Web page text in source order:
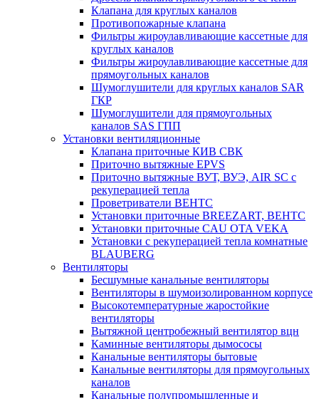
Клапана для круглых каналов
Противопожарные клапана
Фильтры жироулавливающие кассетные для
круглых каналов
Фильтры жироулавливающие кассетные для
прямоугольных каналов
Шумоглушители для круглых каналов SAR
ГКР
Шумоглушители для прямоугольных
каналов SAS ГПП
Установки вентиляционные
Клапана приточные КИВ СВК
Приточно вытяжные EPVS
Приточно вытяжные ВУТ, ВУЭ, AIR SC с
рекуперацией тепла
Проветриватели ВЕНТС
Установки приточные BREEZART, ВЕНТС
Установки приточные CAU OTA VEKA
Установки с рекуперацией тепла комнатные
BLAUBERG
Вентиляторы
Бесшумные канальные вентиляторы
Вентиляторы в шумоизолированном корпусе
Высокотемпературные жаростойкие
вентиляторы
Вытяжной центробежный вентилятор вцн
Каминные вентиляторы дымососы
Канальные вентиляторы бытовые
Канальные вентиляторы для прямоугольных
каналов
Канальные полупромышленные и